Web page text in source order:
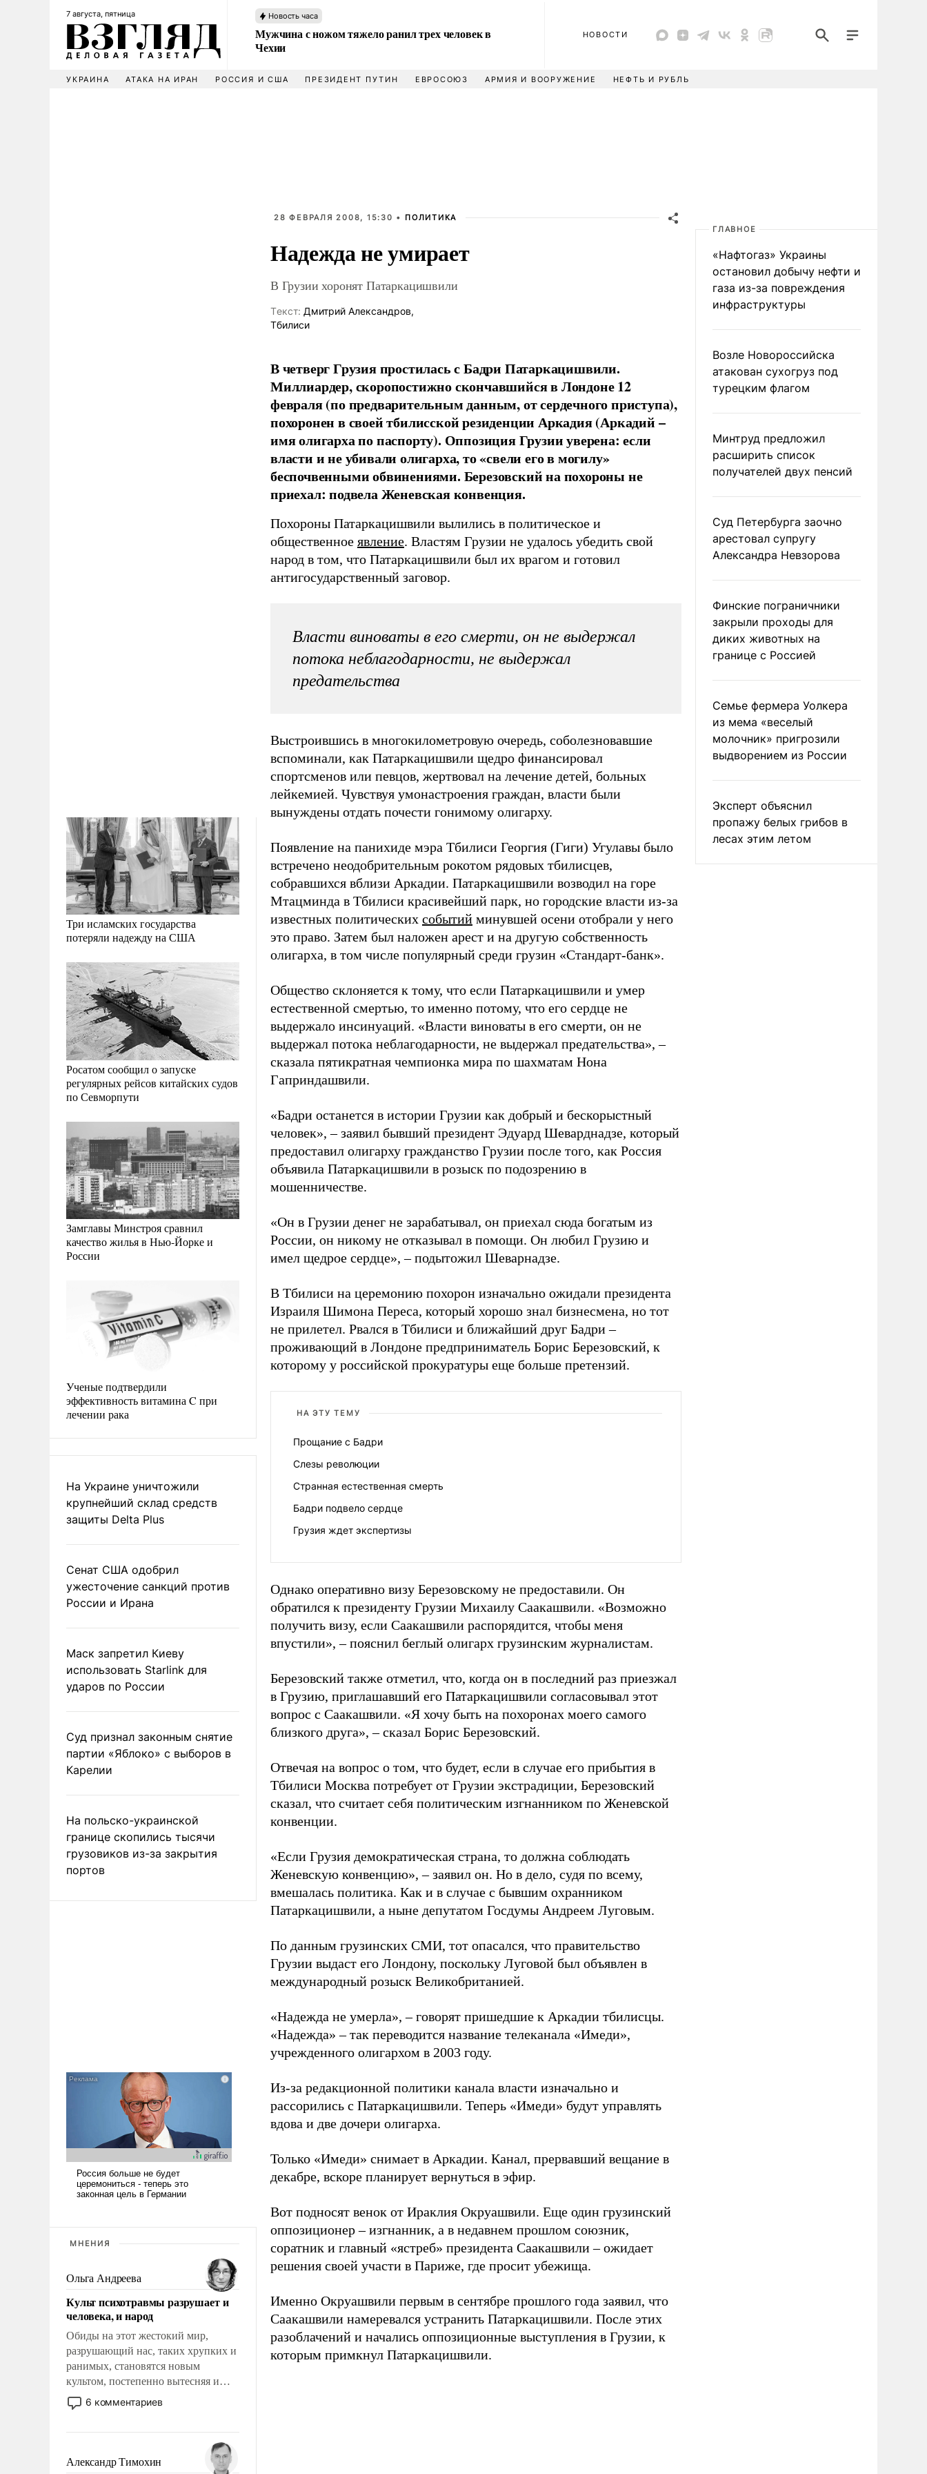
7 августа, пятница Новость часа
Мужчина с ножом тяжело ранил трех человек в
Чехии
НОВОСТИ
УКРАИНА АТАКА НА ИРАН РОССИЯ И США ПРЕЗИДЕНТ ПУТИН ЕВРОСОЮЗ АРМИЯ И ВООРУЖЕНИЕ НЕФТЬ И РУБЛЬ
Три исламских государства
потеряли надежду на США
Росатом сообщил о запуске
регулярных рейсов китайских судов
по Севморпути
Замглавы Минстроя сравнил
качество жилья в Нью-Йорке и
России
Ученые подтвердили
эффективность витамина C при
лечении рака
На Украине уничтожили
крупнейший склад средств
защиты Delta Plus
Сенат США одобрил
ужесточение санкций против
России и Ирана
Маск запретил Киеву
использовать Starlink для
ударов по России
Суд признал законным снятие
партии «Яблоко» с выборов в
Карелии
На польско-украинской
границе скопились тысячи
грузовиков из-за закрытия
портов
МНЕНИЯ
Ольга Андреева
Культ психотравмы разрушает и
человека, и народ
Обиды на этот жестокий мир,
разрушающий нас, таких хрупких и
ранимых, становятся новым
культом, постепенно вытесняя и
отменяя традиционное требование к
человеку – быть мужественным и
на себя ответственность, помогать
слабым, идти вперед и
6 комментариев
Александр Тимохин
28 ФЕВРАЛЯ 2008, 15:30 • ПОЛИТИКА
Надежда не умирает
В Грузии хоронят Патаркацишвили
Tекст: Дмитрий Александров,
Тбилиси
В четверг Грузия простилась с Бадри Патаркацишвили.
Миллиардер, скоропостижно скончавшийся в Лондоне 12
февраля (по предварительным данным, от сердечного приступа),
похоронен в своей тбилисской резиденции Аркадия (Аркадий –
имя олигарха по паспорту). Оппозиция Грузии уверена: если
власти и не убивали олигарха, то «свели его в могилу»
беспочвенными обвинениями. Березовский на похороны не
приехал: подвела Женевская конвенция.
Похороны Патаркацишвили вылились в политическое и
общественное явление. Властям Грузии не удалось убедить свой
народ в том, что Патаркацишвили был их врагом и готовил
антигосударственный заговор.
Власти виноваты в его смерти, он не выдержал
потока неблагодарности, не выдержал
предательства
Выстроившись в многокилометровую очередь, соболезновавшие
вспоминали, как Патаркацишвили щедро финансировал
спортсменов или певцов, жертвовал на лечение детей, больных
лейкемией. Чувствуя умонастроения граждан, власти были
вынуждены отдать почести гонимому олигарху.
Появление на панихиде мэра Тбилиси Георгия (Гиги) Угулавы было
встречено неодобрительным рокотом рядовых тбилисцев,
собравшихся вблизи Аркадии. Патаркацишвили возводил на горе
Мтацминда в Тбилиси красивейший парк, но городские власти из-за
известных политических событий минувшей осени отобрали у него
это право. Затем был наложен арест и на другую собственность
олигарха, в том числе популярный среди грузин «Стандарт-банк».
Общество склоняется к тому, что если Патаркацишвили и умер
естественной смертью, то именно потому, что его сердце не
выдержало инсинуаций. «Власти виноваты в его смерти, он не
выдержал потока неблагодарности, не выдержал предательства», –
сказала пятикратная чемпионка мира по шахматам Нона
Гаприндашвили.
«Бадри останется в истории Грузии как добрый и бескорыстный
человек», – заявил бывший президент Эдуард Шеварднадзе, который
предоставил олигарху гражданство Грузии после того, как Россия
объявила Патаркацишвили в розыск по подозрению в
мошенничестве.
«Он в Грузии денег не зарабатывал, он приехал сюда богатым из
России, он никому не отказывал в помощи. Он любил Грузию и
имел щедрое сердце», – подытожил Шеварнадзе.
В Тбилиси на церемонию похорон изначально ожидали президента
Израиля Шимона Переса, который хорошо знал бизнесмена, но тот
не прилетел. Рвался в Тбилиси и ближайший друг Бадри –
проживающий в Лондоне предприниматель Борис Березовский, к
которому у российской прокуратуры еще больше претензий.
НА ЭТУ ТЕМУ
Прощание с Бадри
Слезы революции
Странная естественная смерть
Бадри подвело сердце
Грузия ждет экспертизы
Однако оперативно визу Березовскому не предоставили. Он
обратился к президенту Грузии Михаилу Саакашвили. «Возможно
получить визу, если Саакашвили распорядится, чтобы меня
впустили», – пояснил беглый олигарх грузинским журналистам.
Березовский также отметил, что, когда он в последний раз приезжал
в Грузию, приглашавший его Патаркацишвили согласовывал этот
вопрос с Саакашвили. «Я хочу быть на похоронах моего самого
близкого друга», – сказал Борис Березовский.
Отвечая на вопрос о том, что будет, если в случае его прибытия в
Тбилиси Москва потребует от Грузии экстрадиции, Березовский
сказал, что считает себя политическим изгнанником по Женевской
конвенции.
«Если Грузия демократическая страна, то должна соблюдать
Женевскую конвенцию», – заявил он. Но в дело, судя по всему,
вмешалась политика. Как и в случае с бывшим охранником
Патаркацишвили, а ныне депутатом Госдумы Андреем Луговым.
По данным грузинских СМИ, тот опасался, что правительство
Грузии выдаст его Лондону, поскольку Луговой был объявлен в
международный розыск Великобританией.
«Надежда не умерла», – говорят пришедшие к Аркадии тбилисцы.
«Надежда» – так переводится название телеканала «Имеди»,
учрежденного олигархом в 2003 году.
Из-за редакционной политики канала власти изначально и
рассорились с Патаркацишвили. Теперь «Имеди» будут управлять
вдова и две дочери олигарха.
Только «Имеди» снимает в Аркадии. Канал, прервавший вещание в
декабре, вскоре планирует вернуться в эфир.
Вот подносят венок от Ираклия Окруашвили. Еще один грузинский
оппозиционер – изгнанник, а в недавнем прошлом союзник,
соратник и главный «ястреб» президента Саакашвили – ожидает
решения своей участи в Париже, где просит убежища.
Именно Окруашвили первым в сентябре прошлого года заявил, что
Саакашвили намеревался устранить Патаркацишвили. После этих
разоблачений и начались оппозиционные выступления в Грузии, к
которым примкнул Патаркацишвили.
ГЛАВНОЕ
«Нафтогаз» Украины
остановил добычу нефти и
газа из-за повреждения
инфраструктуры
Возле Новороссийска
атакован сухогруз под
турецким флагом
Минтруд предложил
расширить список
получателей двух пенсий
Суд Петербурга заочно
арестовал супругу
Александра Невзорова
Финские пограничники
закрыли проходы для
диких животных на
границе с Россией
Семье фермера Уолкера
из мема «веселый
молочник» пригрозили
выдворением из России
Эксперт объяснил
пропажу белых грибов в
лесах этим летом